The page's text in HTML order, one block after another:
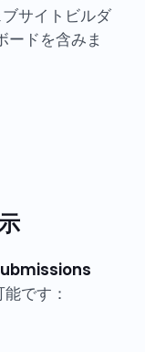
サイトビルダ
ードを含みま
です：